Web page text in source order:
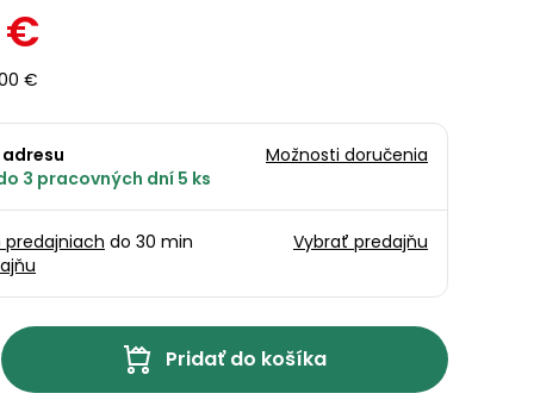
€
€
3 pracovných dní 5 ks
Možnosti doručenia
predajniach do 30 min
Vybrať predajňu
Pridať do košíka